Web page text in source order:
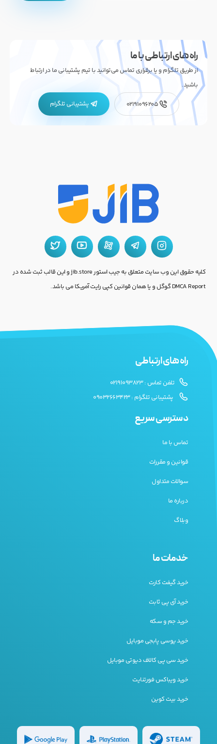
راه های ارتباطی با ما
از طریق تلگرام و یا برقراری تماس می‌توانید با تیم پشتیبانی ما در ارتباط
باشید.
02191096205
پشتیبانی تلگرام
کلیه حقوق این وب سایت متعلق به جیب استور jib.store و این قالب ثبت شده در
DMCA Report گوگل و یا همان قوانین کپی رایت آمریکا می باشد.
راه های ارتباطی
تلفن تماس : 02191093823
پشتیبانی تلگرام : 09032663423
دسترسی سریع
تماس با ما
قوانین و مقررات
سوالات متداول
درباره ما
وبلاگ
خدمات ما
خرید گیفت کارت
خرید آی پی ثابت
خرید جم و سکه
خرید یوسی پابجی موبایل
خرید سی پی کالاف دیوتی موبایل
خرید ویباکس فورتنایت
خرید بیت کوین